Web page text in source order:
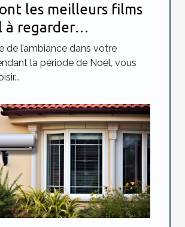
les meilleurs films
à regarder
?
de l’ambiance dans votre
la période de Noël, vous